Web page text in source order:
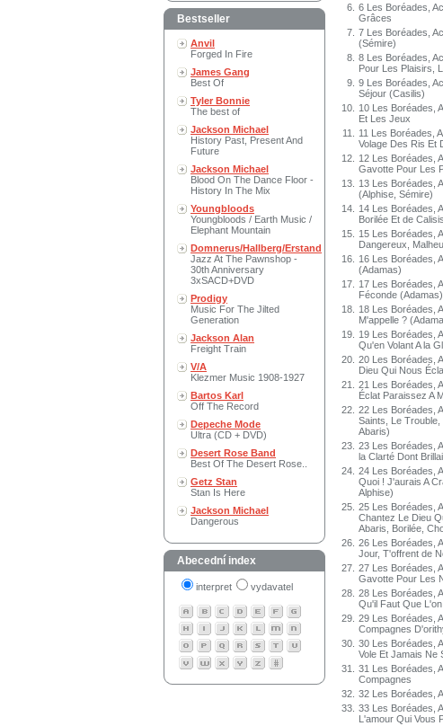
Bestseller
Anvil
Forged In Fire
James Gang
Best Of
Tyler Bonnie
The best of
Jackson Michael
History Past, Present And
Future
Jackson Michael
Blood On The Dance Floor -
History In The Mix
Youngbloods
Youngbloods / Earth Music /
Elephant Mountain
Domnerus/Hallberg/Erstand
Jazz At The Pawnshop -
30th Anniversary
3xSACD+DVD
Prodigy
Music For The Jilted
Generation
Jackson Alan
Freight Train
V/A
Klezmer Music 1908-1927
Bartos Karl
Off The Record
Depeche Mode
Ultra (CD + DVD)
Desert Rose Band
Best Of The Desert Rose..
Getz Stan
Stan Is Here
Jackson Michael
Dangerous
Abecední index
interpret vydavatel
6. 6 Les Boréades,
Grâces
7. 7 Les Boréades,
(Sémire)
8. 8 Les Boréades,
Pour Les Plaisirs,
9. 9 Les Boréades,
Séjour (Casilis)
10.
10 Les Boréades,
Et Les Jeux
11.
11 Les Boréades,
Volage Des Ris Et
12.
12 Les Boréades,
Gavotte Pour Les
13.
13 Les Boréades,
(Alphise, Sémire)
14.
14 Les Boréades,
Borilée Et de Calisis
15.
15 Les Boréades,
Dangereux,
16.
16 Les Boréades,
(Adamas)
17.
17 Les Boréades,
Féconde (Adamas)
18.
18 Les Boréades,
M'appelle ?
19.
19 Les Boréades,
Qu'en Volant A la
20. 20 Les Boréades,
Dieu Qui Nous
21.
21 Les Boréades,
Éclat Paraissez A
22. 22 Les Boréades,
Saints, Le Trouble,
Abaris)
23. 23 Les Boréades,
la Clarté Dont
24. 24 Les Boréades,
Quoi ! J'aurais A
Alphise)
25. 25 Les Boréades,
Chantez Le Dieu
Abaris, Borilée,
26. 26 Les Boréades,
Jour, T'offrent de
27. 27 Les Boréades,
Gavotte Pour Les
28. 28 Les Boréades,
Qu'il Faut Que
29. 29 Les Boréades,
Compagnes
30. 30 Les Boréades,
Vole Et Jamais Ne
31.
31 Les Boréades,
Compagnes
32. 32 Les Boréades,
33. 33 Les Boréades,
L'amour Qui Vous